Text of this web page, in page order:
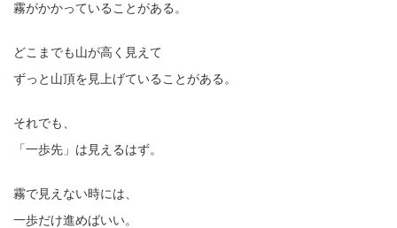
霧がかかっていることがある。
どこまでも山が高く見えて
ずっと山頂を見上げていることがある。
それでも、
「一歩先」は見えるはず。
霧で見えない時には、
一歩だけ進めばいい。